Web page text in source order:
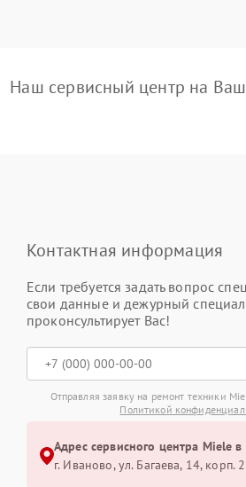
Наш сервисный центр на
Контактная информация
Если требуется задать вопрос
свои данные и дежурный
проконсультирует Вас!
Отправляя заявку на ремонт техники
Политикой
Адрес сервисного центра Miele
г. Иваново, ул. Багаева, 14, корп. 2